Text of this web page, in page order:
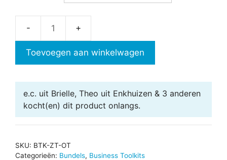
ZZP
Ondernemen
aantal
Toevoegen aan winkelwagen
e.c. uit Brielle, Theo uit Enkhuizen & 3 anderen
kocht(en) dit product onlangs.
SKU: BTK-ZT-OT
Categorieën: Bundels, Business Toolkits